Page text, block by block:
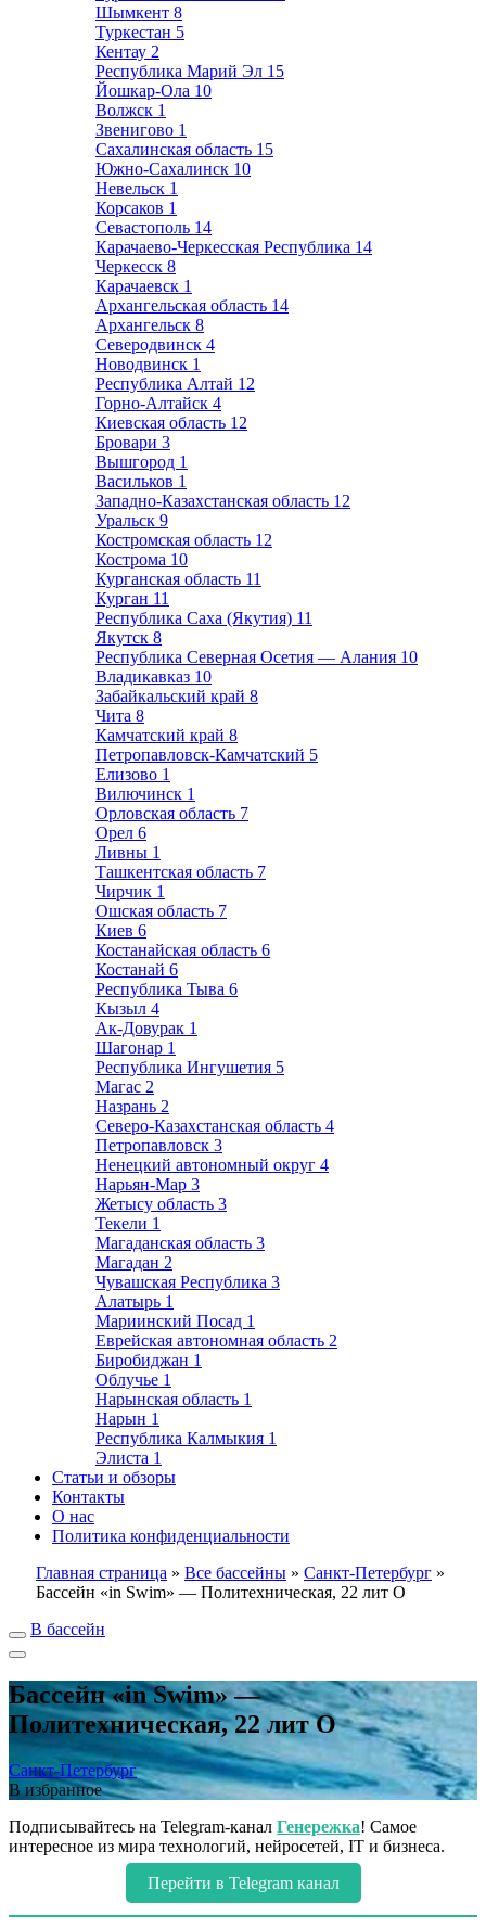
Шымкент 8
Туркестан 5
Кентау 2
Республика Марий Эл 15
Йошкар-Ола 10
Волжск 1
Звенигово 1
Сахалинская область 15
Южно-Сахалинск 10
Невельск 1
Корсаков 1
Севастополь 14
Карачаево-Черкесская Республика 14
Черкесск 8
Карачаевск 1
Архангельская область 14
Архангельск 8
Северодвинск 4
Новодвинск 1
Республика Алтай 12
Горно-Алтайск 4
Киевская область 12
Бровари 3
Вышгород 1
Васильков 1
Западно-Казахстанская область 12
Уральск 9
Костромская область 12
Кострома 10
Курганская область 11
Курган 11
Республика Саха (Якутия) 11
Якутск 8
Республика Северная Осетия — Алания 10
Владикавказ 10
Забайкальский край 8
Чита 8
Камчатский край 8
Петропавловск-Камчатский 5
Елизово 1
Вилючинск 1
Орловская область 7
Орел 6
Ливны 1
Ташкентская область 7
Чирчик 1
Ошская область 7
Киев 6
Костанайская область 6
Костанай 6
Республика Тыва 6
Кызыл 4
Ак-Довурак 1
Шагонар 1
Республика Ингушетия 5
Магас 2
Назрань 2
Северо-Казахстанская область 4
Петропавловск 3
Ненецкий автономный округ 4
Нарьян-Мар 3
Жетысу область 3
Текели 1
Магаданская область 3
Магадан 2
Чувашская Республика 3
Алатырь 1
Мариинский Посад 1
Еврейская автономная область 2
Биробиджан 1
Облучье 1
Нарынская область 1
Нарын 1
Республика Калмыкия 1
Элиста 1
Статьи и обзоры
Контакты
О нас
Политика конфиденциальности
Главная страница » Все бассейны » Санкт-Петербург »
Бассейн «in Swim» — Политехническая, 22 лит О
В бассейн
Бассейн «in Swim» —
Политехническая, 22 лит О
Санкт-Петербург
В избранное
Подписывайтесь на Telegram-канал Генережка! Самое
интересное из мира технологий, нейросетей, IT и бизнеса.
Перейти в Telegram канал